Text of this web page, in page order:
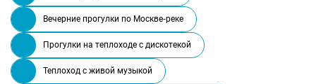
Вечерние прогулки по Москве-реке
Прогулки на теплоходе с дискотекой
Теплоход с живой музыкой